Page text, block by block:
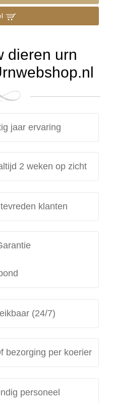
dieren urn
jaar ervaring
2 weken op zicht
klanten
(24/7)
bezorging per koerier
personeel